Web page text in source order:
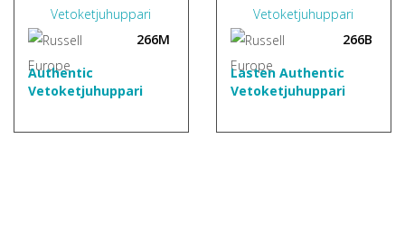
266M
Authentic
Vetoketjuhuppari
266B
Lasten Authentic
Vetoketjuhuppari